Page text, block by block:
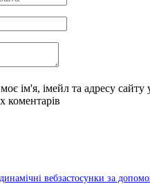
ім'я, імейл та адресу сайту
коментарів
вебзастосунки за